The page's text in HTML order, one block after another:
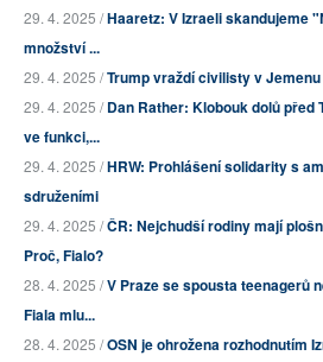
29. 4. 2025 /Haaretz: V Izraeli skandujeme
množství ...
29. 4. 2025 /Trump vraždí civilisty v Jemenu
29. 4. 2025 /Dan Rather: Klobouk dolů před
ve funkci,...
29. 4. 2025 /HRW: Prohlášení solidarity s
sdruženími
29. 4. 2025 /ČR: Nejchudší rodiny mají
Proč, Fialo?
28. 4. 2025 /V Praze se spousta teenagerů
Fiala mlu...
28. 4. 2025 /OSN je ohrožena rozhodnutím